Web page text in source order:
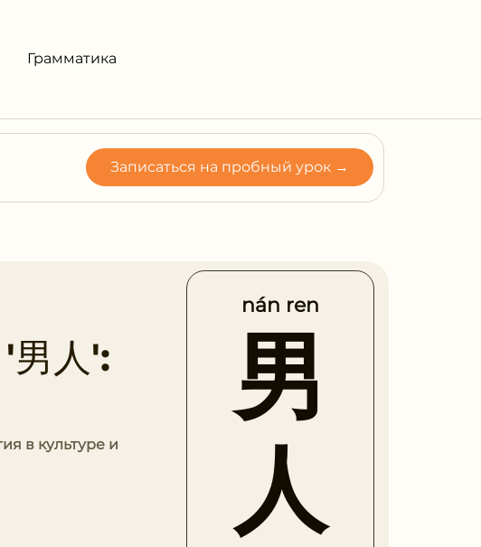
Грамматика
Записаться на пробный урок →
人':
в культуре и
nán ren
男
人